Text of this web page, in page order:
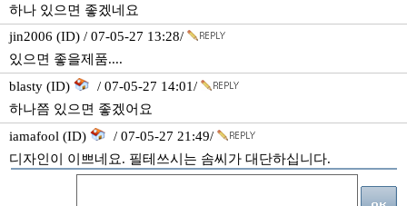
하나 있으면 좋겠네요
jin2006 (ID) / 07-05-27 13:28/
있으면 좋을제품....
blasty (ID)
/ 07-05-27 14:01/
하나쯤 있으면 좋겠어요
iamafool (ID)
/ 07-05-27 21:49/
디자인이 이쁘네요. 필테쓰시는 솜씨가 대단하십니다.